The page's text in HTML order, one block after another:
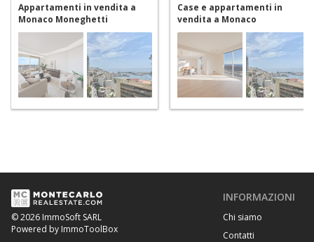
Appartamenti in vendita a
Monaco Moneghetti
Case e appartamenti in
vendita a Monaco
Moneghetti
© 2026 ImmoSoft SARL
Powered by ImmoToolBox
INFORMAZIONI
Chi siamo
Contatti